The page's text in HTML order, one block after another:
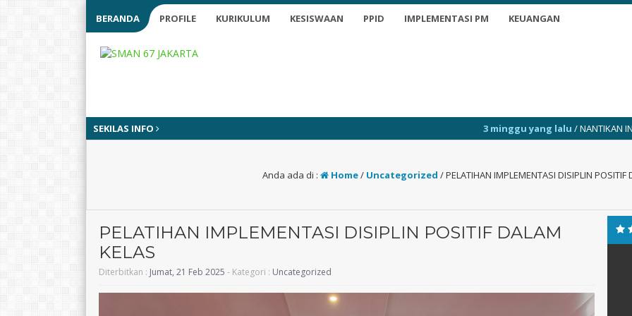
BERANDA PROFILE KURIKULUM KESISWAAN PPID IMPLEMENTASI PM KEUANGAN
SEKILAS INFO 3 minggu yang lalu/ NANTIKAN INFO TERKINI
Anda ada di : Home/ Uncategorized /PELATIHAN IMPLEMENTASI DISIPLIN POSITIF
PELATIHAN IMPLEMENTASI DISIPLIN POSITIF DALAM
KELAS
Diterbitkan : Jumat, 21 Feb 2025 - Kategori : Uncategorized